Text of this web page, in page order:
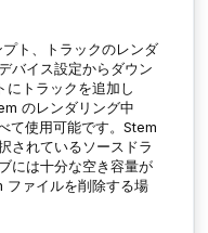
ト、トラックのレンダ
バイス設定からダウン
にトラックを追加し
のレンダリング中
て使用可能です。 Stem
されているソースドラ
には十分な空き容量が
ファイルを削除する場